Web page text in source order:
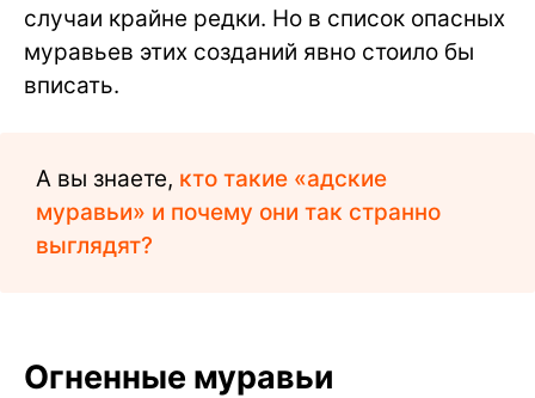
случаи крайне редки. Но в список опасных
муравьев этих созданий явно стоило бы
вписать.
А вы знаете, кто такие «адские
муравьи» и почему они так странно
выглядят?
Огненные муравьи